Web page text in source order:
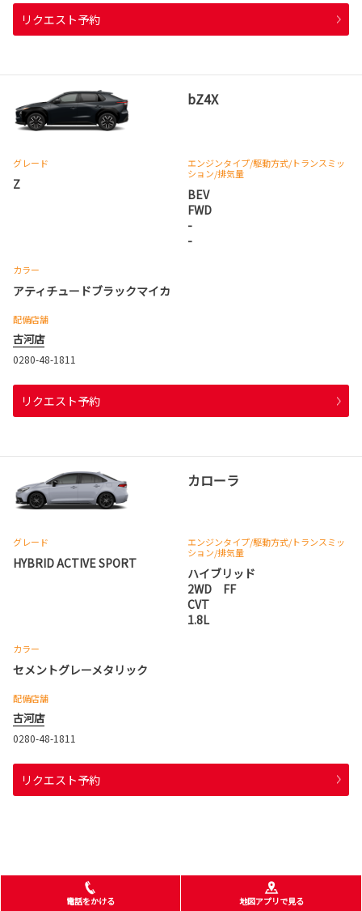
リクエスト予約
bZ4X
グレード
Z
エンジンタイプ/駆動方式/トランスミッ
ション/排気量
BEV
FWD
-
-
カラー
アティチュードブラックマイカ
配備店舗
古河店
0280-48-1811
リクエスト予約
カローラ
グレード
HYBRID ACTIVE SPORT
エンジンタイプ/駆動方式/トランスミッ
ション/排気量
ハイブリッド
2WD FF
CVT
1.8L
カラー
セメントグレーメタリック
配備店舗
古河店
0280-48-1811
リクエスト予約
電話をかける 地図アプリで見る